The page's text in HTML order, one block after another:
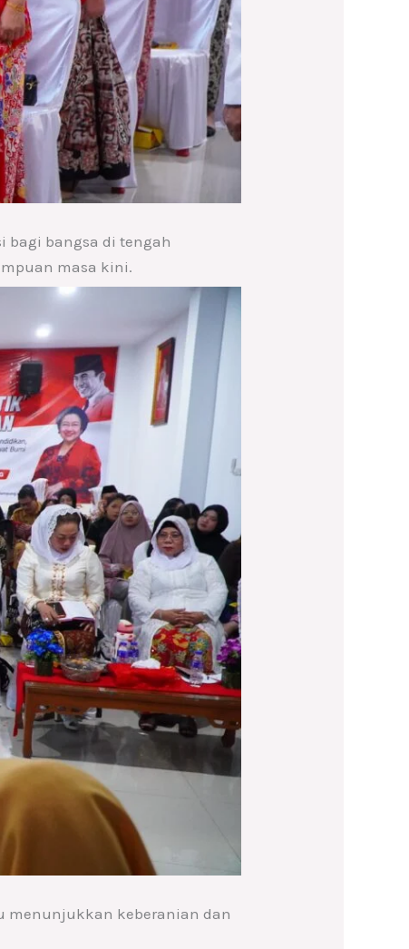
bagi bangsa di tengah
masa kini.
menunjukkan keberanian dan